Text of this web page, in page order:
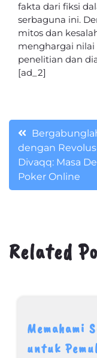
fakta dari fiksi
serbaguna ini.
mitos dan
menghargai
penelitian dan
[ad_2]
Post
navigation
dengan
Divaqq: Masa
Poker Online
Related
Memahami
untuk